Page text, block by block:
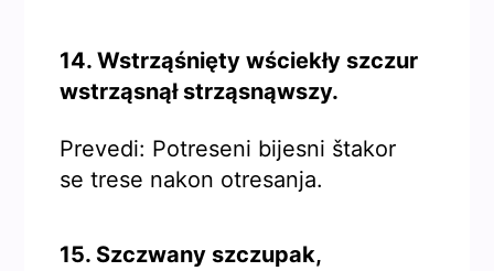
14. Wstrząśnięty wściekły szczur
wstrząsnął strząsnąwszy.
Prevedi: Potreseni bijesni štakor
se trese nakon otresanja.
15. Szczwany szczupak,